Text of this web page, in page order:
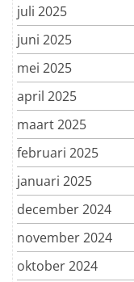
juli 2025
juni 2025
mei 2025
april 2025
maart 2025
februari 2025
januari 2025
december 2024
november 2024
oktober 2024